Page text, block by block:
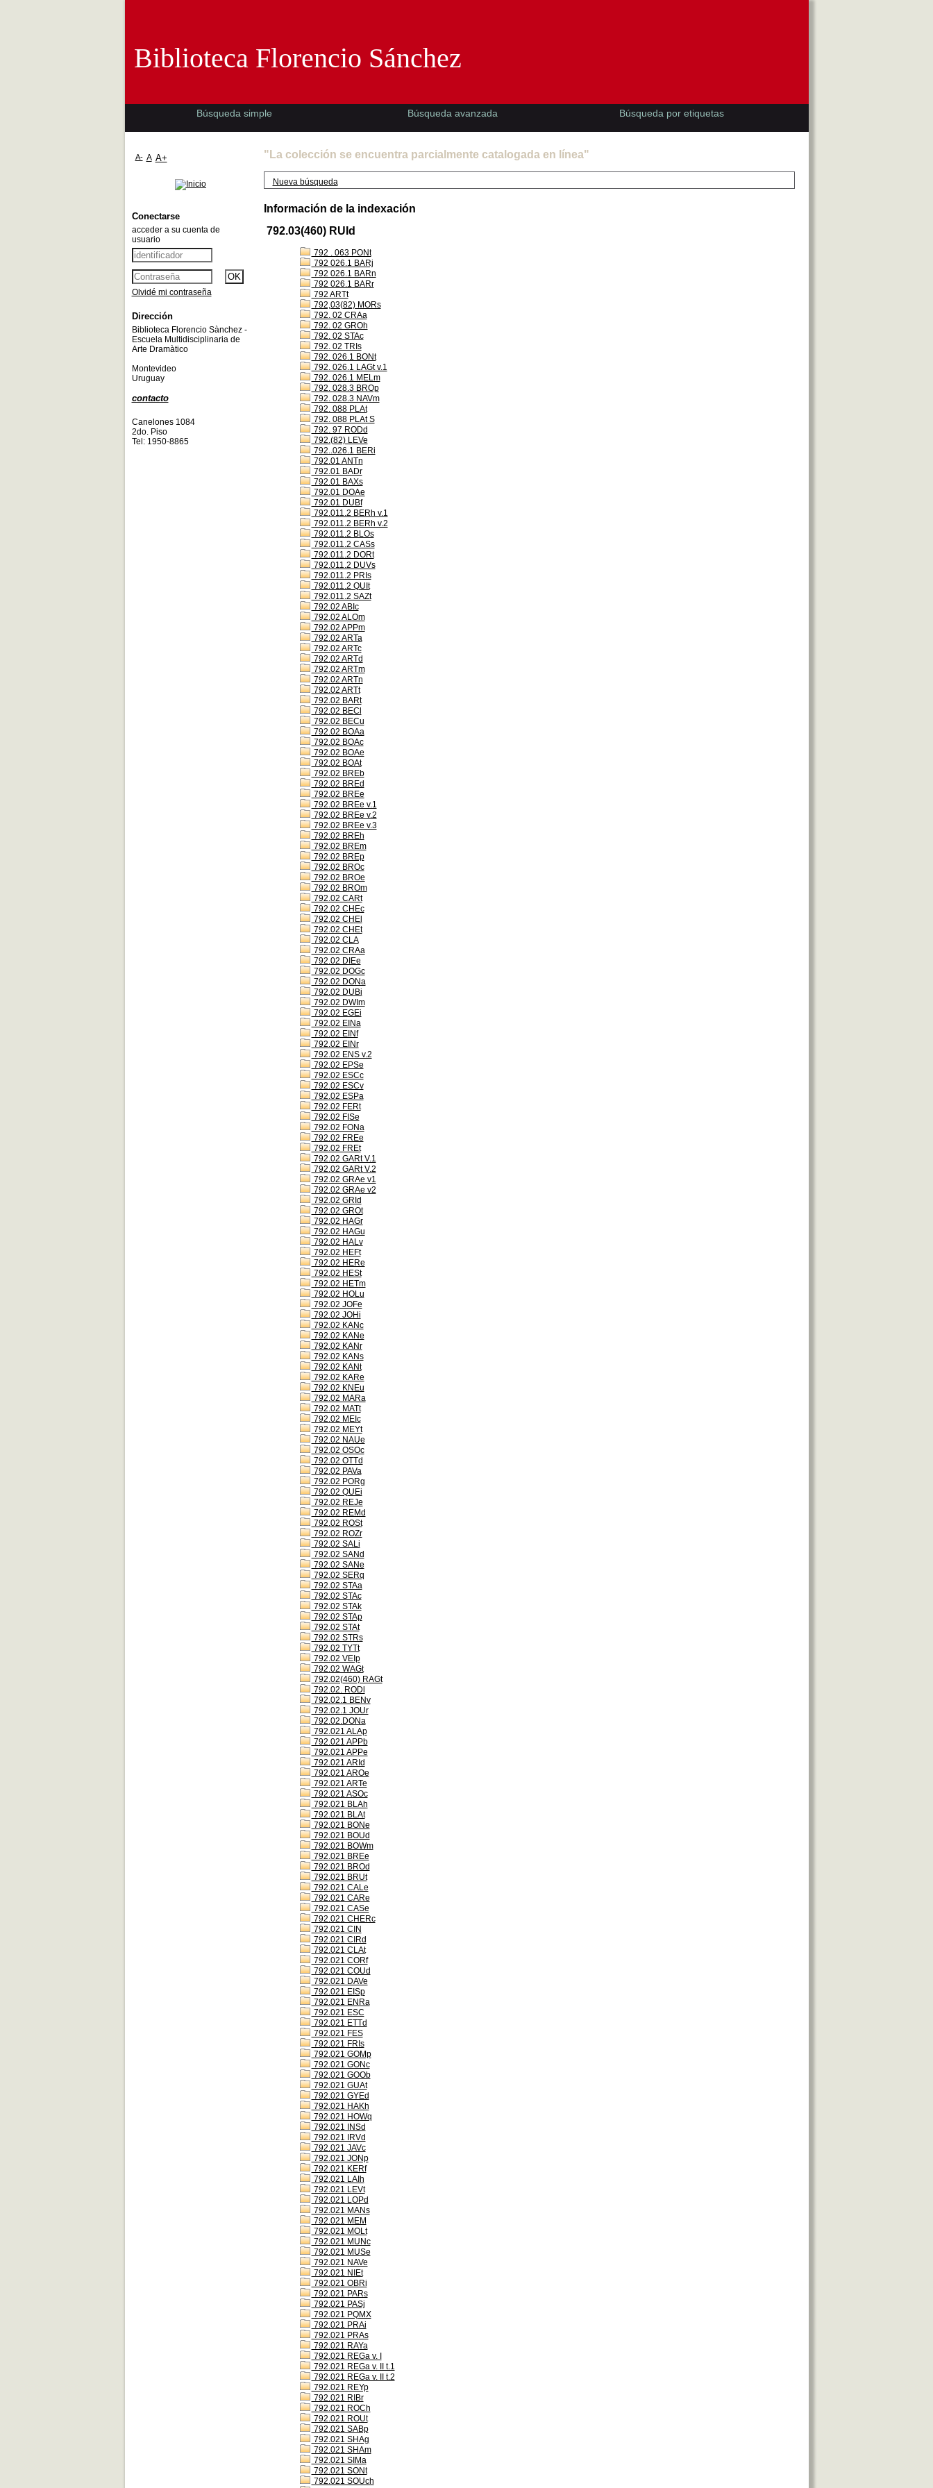
"La colección se encuentra parcialmente catalogada en línea"
Nueva búsqueda
Información de la indexación
792.03(460) RUId
792 . 063 PONt
792 026.1 BARj
792 026.1 BARn
792 026.1 BARr
792 ARTt
792,03(82) MORs
792. 02 CRAa
792. 02 GROh
792. 02 STAc
792. 02 TRIs
792. 026.1 BONt
792. 026.1 LAGt v.1
792. 026.1 MELm
792. 028.3 BROp
792. 028.3 NAVm
792. 088 PLAt
792. 088 PLAt S
792. 97 RODd
792.(82) LEVe
792..026.1 BERi
792.01 ANTn
792.01 BADr
792.01 BAXs
792.01 DOAe
792.01 DUBf
792.011.2 BERh v.1
792.011.2 BERh v.2
792.011.2 BLOs
792.011.2 CASs
792.011.2 DORt
792.011.2 DUVs
792.011.2 PRIs
792.011.2 QUIt
792.011.2 SAZt
792.02 ABIc
792.02 ALOm
792.02 APPm
792.02 ARTa
792.02 ARTc
792.02 ARTd
792.02 ARTm
792.02 ARTn
792.02 ARTt
792.02 BARt
792.02 BECl
792.02 BECu
792.02 BOAa
792.02 BOAc
792.02 BOAe
792.02 BOAt
792.02 BREb
792.02 BREd
792.02 BREe
792.02 BREe v.1
792.02 BREe v.2
792.02 BREe v.3
792.02 BREh
792.02 BREm
792.02 BREp
792.02 BROc
792.02 BROe
792.02 BROm
792.02 CARt
792.02 CHEc
792.02 CHEl
792.02 CHEt
792.02 CLA
792.02 CRAa
792.02 DIEe
792.02 DOGc
792.02 DONa
792.02 DUBi
792.02 DWIm
792.02 EGEi
792.02 EINa
792.02 EINf
792.02 EINr
792.02 ENS v.2
792.02 EPSe
792.02 ESCc
792.02 ESCv
792.02 ESPa
792.02 FERt
792.02 FISe
792.02 FONa
792.02 FREe
792.02 FREt
792.02 GARt V.1
792.02 GARt V.2
792.02 GRAe v1
792.02 GRAe v2
792.02 GRId
792.02 GROt
792.02 HAGr
792.02 HAGu
792.02 HALv
792.02 HEFt
792.02 HERe
792.02 HESt
792.02 HETm
792.02 HOLu
792.02 JOFe
792.02 JOHi
792.02 KANc
792.02 KANe
792.02 KANr
792.02 KANs
792.02 KANt
792.02 KARe
792.02 KNEu
792.02 MARa
792.02 MATt
792.02 MEIc
792.02 MEYt
792.02 NAUe
792.02 OSOc
792.02 OTTd
792.02 PAVa
792.02 PORg
792.02 QUEi
792.02 REJe
792.02 REMd
792.02 ROSt
792.02 ROZr
792.02 SALi
792.02 SANd
792.02 SANe
792.02 SERq
792.02 STAa
792.02 STAc
792.02 STAk
792.02 STAp
792.02 STAt
792.02 STRs
792.02 TYTt
792.02 VEIp
792.02 WAGt
792.02(460) RAGt
792.02. RODl
792.02.1 BENv
792.02.1 JOUr
792.02.DONa
792.021 ALAp
792.021 APPb
792.021 APPe
792.021 ARId
792.021 AROe
792.021 ARTe
792.021 ASOc
792.021 BLAh
792.021 BLAt
792.021 BONe
792.021 BOUd
792.021 BOWm
792.021 BREe
792.021 BROd
792.021 BRUt
792.021 CALe
792.021 CARe
792.021 CASe
792.021 CHERc
792.021 CIN
792.021 CIRd
792.021 CLAt
792.021 CORf
792.021 COUd
792.021 DAVe
792.021 EISp
792.021 ENRa
792.021 ESC
792.021 ETTd
792.021 FES
792.021 FRIs
792.021 GOMp
792.021 GONc
792.021 GOOb
792.021 GUAt
792.021 GYEd
792.021 HAKh
792.021 HOWq
792.021 INSd
792.021 IRVd
792.021 JAVc
792.021 JONp
792.021 KERf
792.021 LAIh
792.021 LEVt
792.021 LOPd
792.021 MANs
792.021 MEM
792.021 MOLt
792.021 MUNc
792.021 MUSe
792.021 NAVe
792.021 NIEt
792.021 OBRi
792.021 PARs
792.021 PASj
792.021 PQMX
792.021 PRAi
792.021 PRAs
792.021 RAYa
792.021 REGa v. I
792.021 REGa v. II t.1
792.021 REGa v. II t.2
792.021 REYp
792.021 RIBr
792.021 ROCh
792.021 ROUt
792.021 SABp
792.021 SHAg
792.021 SHAm
792.021 SIMa
792.021 SONt
792.021 SOUch
Biblioteca Florencio Sánchez
Búsqueda simple Búsqueda avanzada Búsqueda por etiquetas
A- A A+
Conectarse
acceder a su cuenta de
usuario
Olvidé mi contraseña
Dirección
Biblioteca Florencio Sànchez -
Escuela Multidisciplinaria de
Arte Dramàtico
Montevideo
Uruguay
contacto
Canelones 1084
2do. Piso
Tel: 1950-8865